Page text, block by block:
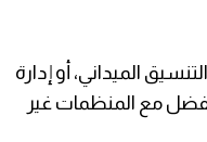
مجال التنسيق الميداني، أو إدارة
مع المنظمات غير